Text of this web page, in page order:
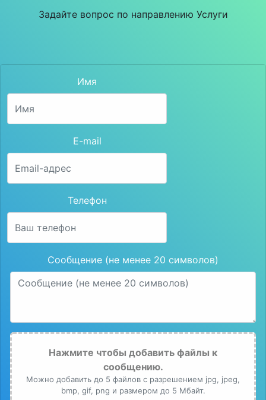
Задайте вопрос по направлению Услуги
Имя
E-mail
Телефон
Сообщение (не менее 20 символов)
Нажмите чтобы добавить файлы к
сообщению.
Можно добавить до 5 файлов с разрешением jpg, jpeg,
bmp, gif, png и размером до 5 Мбайт.